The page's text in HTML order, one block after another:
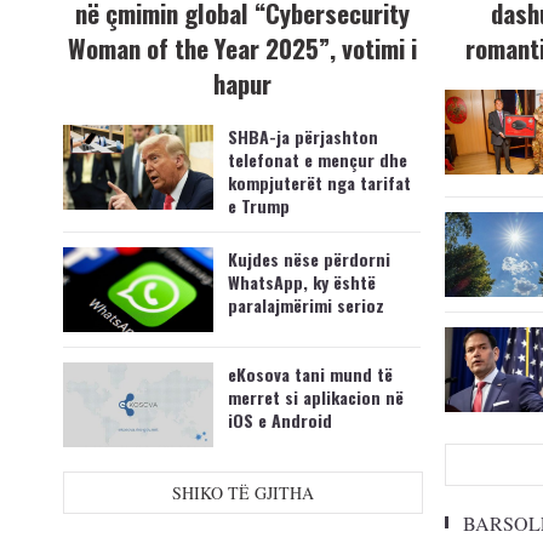
në çmimin global “Cybersecurity
Woman of the Year 2025”, votimi i
hapur
SHBA-ja përjashton
telefonat e mençur dhe
kompjuterët nga tarifat
e Trump
Kujdes nëse përdorni
WhatsApp, ky është
paralajmërimi serioz
eKosova tani mund të
merret si aplikacion në
iOS e Android
SHIKO TË GJITHA